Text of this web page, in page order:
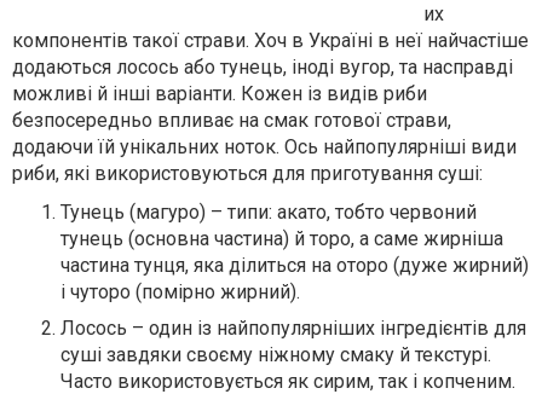
их
компонентів такої страви. Хоч в Україні в неї найчастіше
додаються лосось або тунець, іноді вугор, та насправді
можливі й інші варіанти. Кожен із видів риби
безпосередньо впливає на смак готової страви,
додаючи їй унікальних ноток. Ось найпопулярніші види
риби, які використовуються для приготування суші:
Тунець (магуро) – типи: акато, тобто червоний
тунець (основна частина) й торо, а саме жирніша
частина тунця, яка ділиться на оторо (дуже жирний)
і чуторо (помірно жирний).
Лосось – один із найпопулярніших інгредієнтів для
суші завдяки своєму ніжному смаку й текстурі.
Часто використовується як сирим, так і копченим.